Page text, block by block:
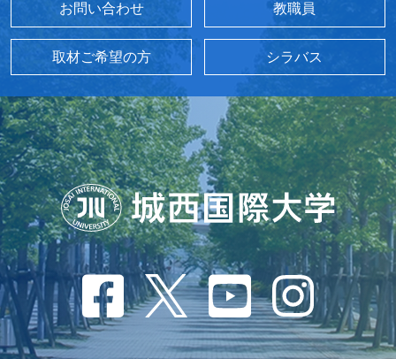
お問い合わせ 教職員
取材ご希望の方 シラバス